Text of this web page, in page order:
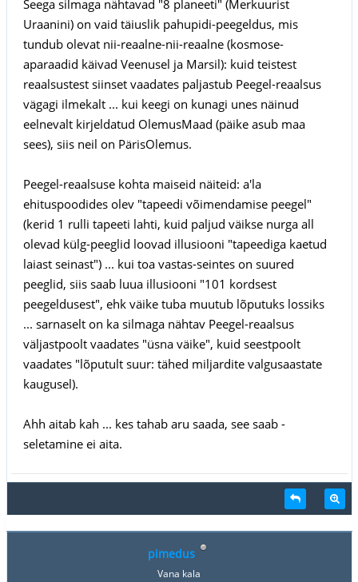
Seega silmaga nähtavad "8 planeeti" (Merkuurist
Uraanini) on vaid täiuslik pahupidi-peegeldus, mis
tundub olevat nii-reaalne-nii-reaalne (kosmose-
aparaadid käivad Veenusel ja Marsil): kuid teistest
reaalsustest siinset vaadates paljastub Peegel-reaalsus
vägagi ilmekalt ... kui keegi on kunagi unes näinud
eelnevalt kirjeldatud OlemusMaad (päike asub maa
sees), siis neil on PärisOlemus.
Peegel-reaalsuse kohta maiseid näiteid: a'la
ehituspoodides olev "tapeedi võimendamise peegel"
(kerid 1 rulli tapeeti lahti, kuid paljud väikse nurga all
olevad külg-peeglid loovad illusiooni "tapeediga kaetud
laiast seinast") ... kui toa vastas-seintes on suured
peeglid, siis saab luua illusiooni "101 kordsest
peegeldusest", ehk väike tuba muutub lõputuks lossiks
... sarnaselt on ka silmaga nähtav Peegel-reaalsus
väljastpoolt vaadates "üsna väike", kuid seestpoolt
vaadates "lõputult suur: tähed miljardite valgusaastate
kaugusel).
Ahh aitab kah ... kes tahab aru saada, see saab -
seletamine ei aita.
pimedus
Vana kala